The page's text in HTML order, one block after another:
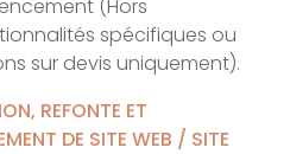
(Hors
spécifiques ou
sur devis uniquement).
REFONTE ET
DE SITE WEB / SITE